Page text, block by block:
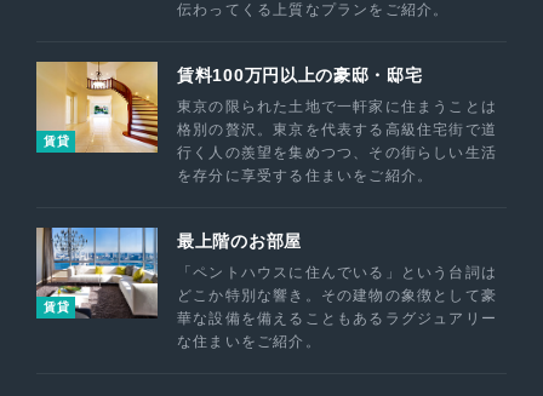
伝わってくる上質なプランをご紹介。
賃貸
賃料100万円以上の豪邸・邸宅
東京の限られた土地で一軒家に住まうことは
格別の贅沢。東京を代表する高級住宅街で道
行く人の羨望を集めつつ、その街らしい生活
を存分に享受する住まいをご紹介。
賃貸
最上階のお部屋
「ペントハウスに住んでいる」という台詞は
どこか特別な響き。その建物の象徴として豪
華な設備を備えることもあるラグジュアリー
な住まいをご紹介。